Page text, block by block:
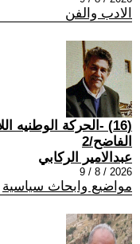
الادب والفن
(16) -الحركة الوطنيه
الفاضح/2
عبدالامير الركابي
2026 / 8 / 9
مواضيع وابحاث سياسية